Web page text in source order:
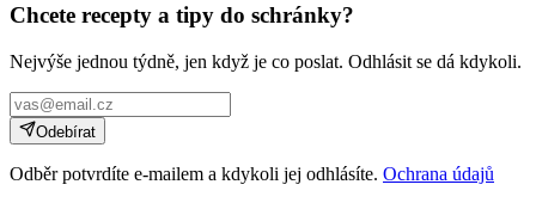
Chcete recepty a tipy do schránky?
Nejvýše jednou týdně, jen když je co poslat. Odhlásit se dá kdykoli.
Odebírat
Odběr potvrdíte e-mailem a kdykoli jej odhlásíte. Ochrana údajů